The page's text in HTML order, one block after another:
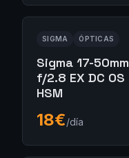
SIGMA ÓPTICAS
Sigma 17-50mm
f/2.8 EX DC OS
HSM
18€/día